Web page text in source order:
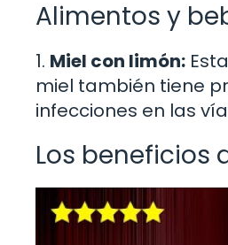
Alimentos y
1. Miel con limón:
miel también tiene
infecciones en las
Los beneficios